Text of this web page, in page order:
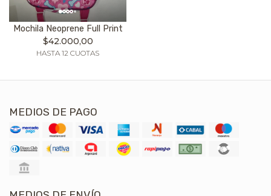
Mochila Neoprene Full Print
$42.000,00
HASTA 12 CUOTAS
MEDIOS DE PAGO